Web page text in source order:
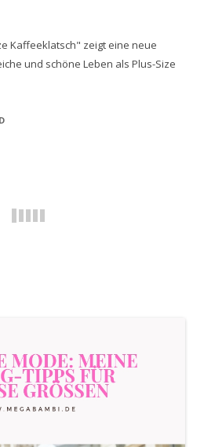
Kaffeeklatsch" zeigt eine neue
und schöne Leben als Plus-Size